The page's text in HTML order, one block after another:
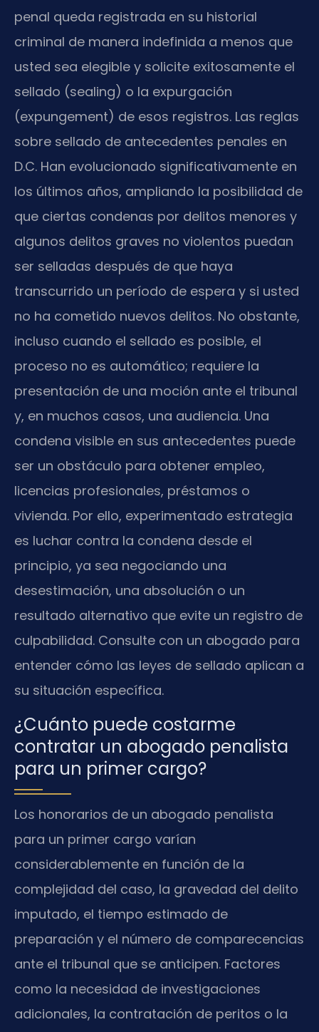
penal queda registrada en su historial
criminal de manera indefinida a menos que
usted sea elegible y solicite exitosamente el
sellado (sealing) o la expurgación
(expungement) de esos registros. Las reglas
sobre sellado de antecedentes penales en
D.C. Han evolucionado significativamente en
los últimos años, ampliando la posibilidad de
que ciertas condenas por delitos menores y
algunos delitos graves no violentos puedan
ser selladas después de que haya
transcurrido un período de espera y si usted
no ha cometido nuevos delitos. No obstante,
incluso cuando el sellado es posible, el
proceso no es automático; requiere la
presentación de una moción ante el tribunal
y, en muchos casos, una audiencia. Una
condena visible en sus antecedentes puede
ser un obstáculo para obtener empleo,
licencias profesionales, préstamos o
vivienda. Por ello, experimentado estrategia
es luchar contra la condena desde el
principio, ya sea negociando una
desestimación, una absolución o un
resultado alternativo que evite un registro de
culpabilidad. Consulte con un abogado para
entender cómo las leyes de sellado aplican a
su situación específica.
¿Cuánto puede costarme
contratar un abogado penalista
para un primer cargo?
Los honorarios de un abogado penalista
para un primer cargo varían
considerablemente en función de la
complejidad del caso, la gravedad del delito
imputado, el tiempo estimado de
preparación y el número de comparecencias
ante el tribunal que se anticipen. Factores
como la necesidad de investigaciones
adicionales, la contratación de peritos o la